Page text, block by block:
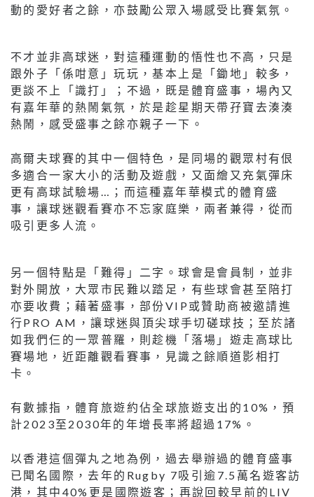
動的愛好者之餘，亦鼓勵公眾入場感受比賽氣氛。
不才並非高球迷，對這種運動的悟性也不高，只是
跟外子「係咁意」玩玩，基本上是「鋤地」較多，
更談不上「識打」；不過，既是體育盛事，場內又
有嘉年華的熱鬧氣氛，於是趁星期天帶孖寶去湊湊
熱鬧，感受盛事之餘亦親子一下。
高爾夫球賽的其中一個特色，是同場的觀眾村有佷
多適合一家大小的活動及遊戲，又面繪又充氣彈床
更有高球試驗場…；而這種嘉年華模式的體育盛
事，讓球迷觀看賽亦不忘家庭樂，兩者兼得，從而
吸引更多人流。
另一個特點是「難得」二字。球會是會員制，並非
對外開放，大眾市民難以踏足，有些球會甚至陪打
亦要收費；藉著盛事，部份VIP或贊助商被邀請進
行PRO AM，讓球迷與頂尖球手切磋球技；至於諸
如我們仨的一眾普羅，則趁機「落場」遊走高球比
賽場地，近距離觀看賽事，見識之餘順道影相打
卡。
有數據指，體育旅遊約佔全球旅遊支出的10%，預
計2023至2030年的年增長率將超過17%。
以香港這個彈丸之地為例，過去舉辦過的體育盛事
已聞名國際，去年的Rugby 7吸引逾7.5萬名遊客訪
港，其中40%更是國際遊客；再說回較早前的LIV